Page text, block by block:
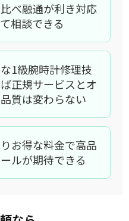
べ融通が利き対応
相談できる
1級腕時計修理技
正規サービスとオ
質は変わらない
お得な料金で高品
ルが期待できる